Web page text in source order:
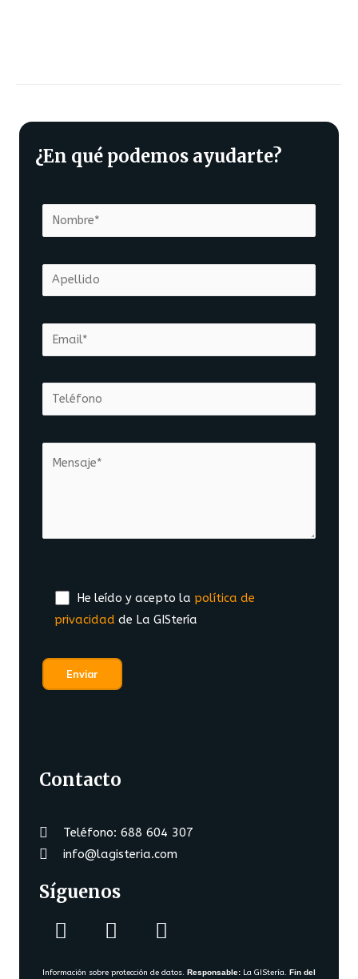
¿En qué podemos ayudarte?
He leído y acepto la política de
privacidad de La GIStería
Contacto
Teléfono: 688 604 307
info@lagisteria.com
Síguenos
Información sobre protección de datos. Responsable: La GIStería. Fin del